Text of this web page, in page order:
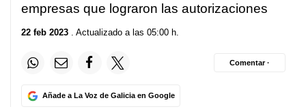
empresas que lograron las autorizaciones
22 feb 2023 . Actualizado a las 05:00 h.
Añade a La Voz de Galicia en Google
Comentar ·